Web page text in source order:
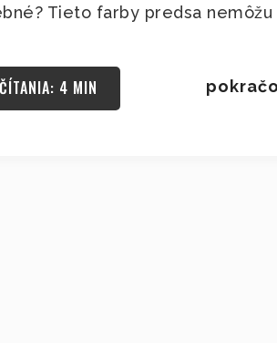
Tieto farby predsa
4 MIN